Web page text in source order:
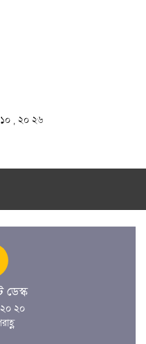
, ২০ ২৬
ডেস্ক
২০ ২০